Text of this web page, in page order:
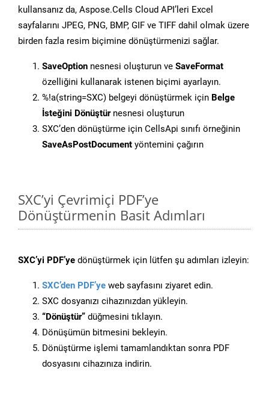
kullansanız da, Aspose.Cells Cloud API’leri Excel
sayfalarını JPEG, PNG, BMP, GIF ve TIFF dahil olmak üzere
birden fazla resim biçimine dönüştürmenizi sağlar.
SaveOption nesnesi oluşturun ve SaveFormat
özelliğini kullanarak istenen biçimi ayarlayın.
%!a(string=SXC) belgeyi dönüştürmek için Belge
İsteğini Dönüştürnesnesi oluşturun
SXC’den dönüştürme için CellsApi sınıfı örneğinin
SaveAsPostDocument yöntemini çağırın
SXC’yi Çevrimiçi PDF’ye
Dönüştürmenin Basit Adımları
SXC’yi PDF’ye dönüştürmek için lütfen şu adımları izleyin:
SXC’den PDF’ye web sayfasını ziyaret edin.
SXC dosyanızı cihazınızdan yükleyin.
“Dönüştür” düğmesini tıklayın.
Dönüşümün bitmesini bekleyin.
Dönüştürme işlemi tamamlandıktan sonra PDF
dosyasını cihazınıza indirin.